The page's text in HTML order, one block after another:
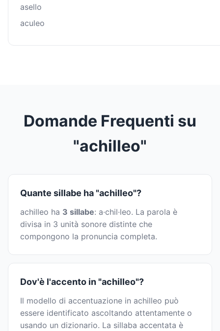
asello
aculeo
Domande Frequenti su
"achilleo"
Quante sillabe ha "achilleo"?
achilleo ha 3 sillabe: a·chil·leo. La parola è
divisa in 3 unità sonore distinte che
compongono la pronuncia completa.
Dov'è l'accento in "achilleo"?
Il modello di accentuazione in achilleo può
essere identificato ascoltando attentamente o
usando un dizionario. La sillaba accentata è